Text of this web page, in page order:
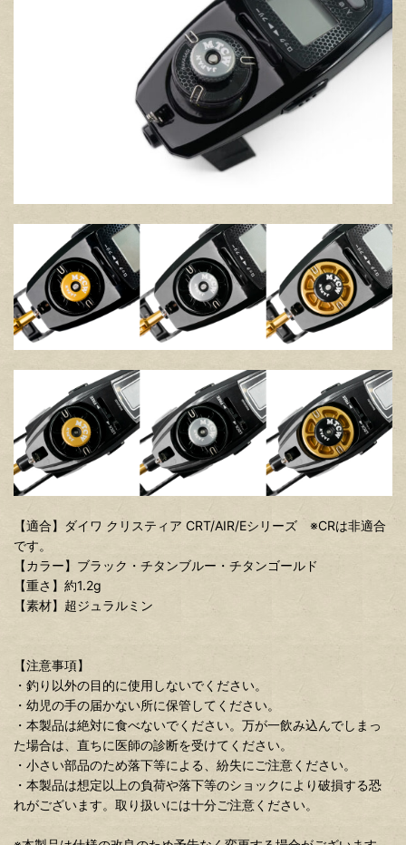
【適合】ダイワ クリスティア CRT/AIR/Eシリーズ ※CRは非適合
です。
【カラー】ブラック・チタンブルー・チタンゴールド
【重さ】約1.2g
【素材】超ジュラルミン
【注意事項】
・釣り以外の目的に使用しないでください。
・幼児の手の届かない所に保管してください。
・本製品は絶対に食べないでください。万が一飲み込んでしまっ
た場合は、直ちに医師の診断を受けてください。
・小さい部品のため落下等による、紛失にご注意ください。
・本製品は想定以上の負荷や落下等のショックにより破損する恐
れがございます。取り扱いには十分ご注意ください。